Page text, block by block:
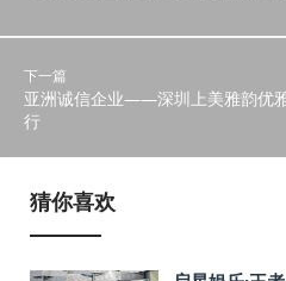
下一篇
亚洲诚信企业——深圳上美雅韵优
行
猜你喜欢